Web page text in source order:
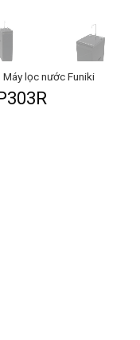
Máy lọc nước Funiki